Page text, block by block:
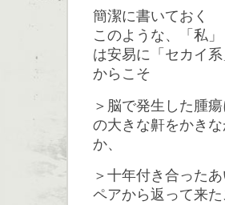
簡潔に書いておく
このような、「私
は安易に「セカイ
からこそ
＞脳で発生した腫
の大きな鼾をかき
か、
＞十年付き合った
ペアから返って来